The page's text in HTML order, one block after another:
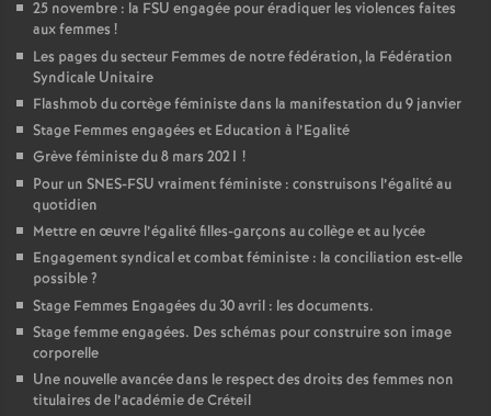
25 novembre : la FSU engagée pour éradiquer les violences faites
aux femmes !
Les pages du secteur Femmes de notre fédération, la Fédération
Syndicale Unitaire
Flashmob du cortège féministe dans la manifestation du 9 janvier
Stage Femmes engagées et Education à l’Egalité
Grève féministe du 8 mars 2021 !
Pour un SNES-FSU vraiment féministe : construisons l’égalité au
quotidien
Mettre en œuvre l’égalité filles-garçons au collège et au lycée
Engagement syndical et combat féministe : la conciliation est-elle
possible?
Stage Femmes Engagées du 30 avril : les documents.
Stage femme engagées. Des schémas pour construire son image
corporelle
Une nouvelle avancée dans le respect des droits des femmes non
titulaires de l’académie de Créteil